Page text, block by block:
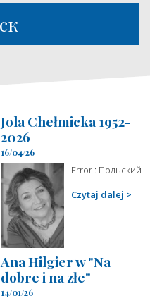
Jola Chełmicka 1952-
2026
16/04/26
Error : Польский
Czytaj dalej
Ana Hilgier w "Na
dobre i na złe"
14/01/26